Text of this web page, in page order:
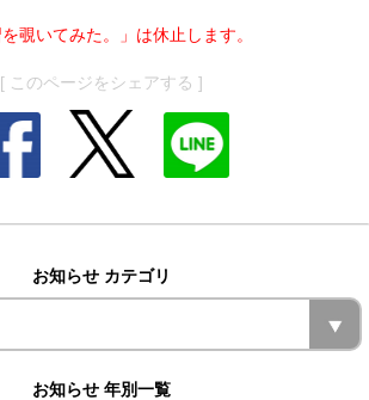
覗いてみた。」は休止します。
[ このページをシェアする ]
お知らせ カテゴリ
お知らせ 年別一覧